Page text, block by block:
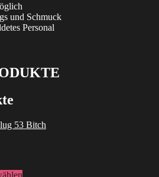
und Schmuck
Personal